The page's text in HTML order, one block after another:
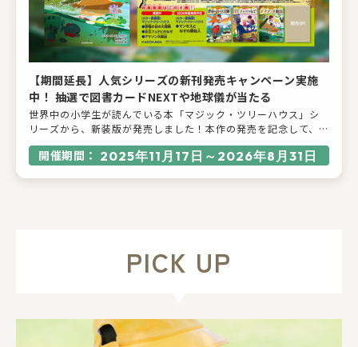
【期間延長】人気シリーズの新刊発売キャンペーン実施
中！ 抽選で図書カードNEXTや地球儀が当たる
世界中の小学生が読んでいる本「マジック・ツリーハウス」シ
リーズから、新装版が発売しました！本作の発売を記念して、発
売中の『[カラー新装版]マジック・ツリーハウス 恐竜の谷の大
冒険』、2025年12月10日発売予定の『[カラー新装版]マジッ
開催期間： 2025年11月17日～2026年8月31日
PICK UP